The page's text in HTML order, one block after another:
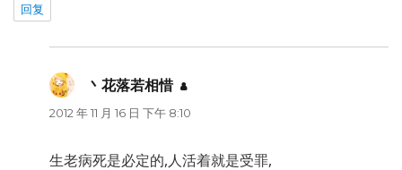
回复
丶花落若相惜 说
道：
2012 年 11 月 16 日 下午 8:10
生老病死是必定的,人活着就是受罪,